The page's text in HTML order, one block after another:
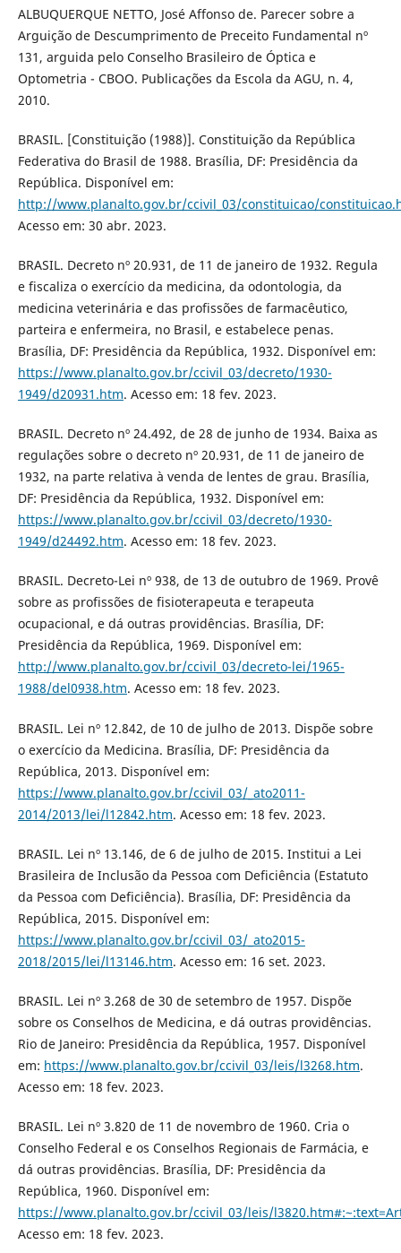
ALBUQUERQUE NETTO, José Affonso de. Parecer sobre a
Arguição de Descumprimento de Preceito Fundamental nº
131, arguida pelo Conselho Brasileiro de Óptica e
Optometria - CBOO. Publicações da Escola da AGU, n. 4,
2010.
BRASIL. [Constituição (1988)]. Constituição da República
Federativa do Brasil de 1988. Brasília, DF: Presidência da
República. Disponível em:
http://www.planalto.gov.br/ccivil_03/constituicao/
Acesso em: 30 abr. 2023.
BRASIL. Decreto nº 20.931, de 11 de janeiro de 1932. Regula
e fiscaliza o exercício da medicina, da odontologia, da
medicina veterinária e das profissões de farmacêutico,
parteira e enfermeira, no Brasil, e estabelece penas.
Brasília, DF: Presidência da República, 1932. Disponível em:
https://www.planalto.gov.br/ccivil_03/decreto/1930-
1949/d20931.htm. Acesso em: 18 fev. 2023.
BRASIL. Decreto nº 24.492, de 28 de junho de 1934. Baixa as
regulações sobre o decreto nº 20.931, de 11 de janeiro de
1932, na parte relativa à venda de lentes de grau. Brasília,
DF: Presidência da República, 1932. Disponível em:
https://www.planalto.gov.br/ccivil_03/decreto/1930-
1949/d24492.htm. Acesso em: 18 fev. 2023.
BRASIL. Decreto-Lei nº 938, de 13 de outubro de 1969. Provê
sobre as profissões de fisioterapeuta e terapeuta
ocupacional, e dá outras providências. Brasília, DF:
Presidência da República, 1969. Disponível em:
http://www.planalto.gov.br/ccivil_03/decreto-lei/1965-
1988/del0938.htm. Acesso em: 18 fev. 2023.
BRASIL. Lei nº 12.842, de 10 de julho de 2013. Dispõe sobre
o exercício da Medicina. Brasília, DF: Presidência da
República, 2013. Disponível em:
https://www.planalto.gov.br/ccivil_03/_ato2011-
2014/2013/lei/l12842.htm. Acesso em: 18 fev. 2023.
BRASIL. Lei nº 13.146, de 6 de julho de 2015. Institui a Lei
Brasileira de Inclusão da Pessoa com Deficiência (Estatuto
da Pessoa com Deficiência). Brasília, DF: Presidência da
República, 2015. Disponível em:
https://www.planalto.gov.br/ccivil_03/_ato2015-
2018/2015/lei/l13146.htm. Acesso em: 16 set. 2023.
BRASIL. Lei nº 3.268 de 30 de setembro de 1957. Dispõe
sobre os Conselhos de Medicina, e dá outras providências.
Rio de Janeiro: Presidência da República, 1957. Disponível
em: https://www.planalto.gov.br/ccivil_03/leis/l3268.htm.
Acesso em: 18 fev. 2023.
BRASIL. Lei nº 3.820 de 11 de novembro de 1960. Cria o
Conselho Federal e os Conselhos Regionais de Farmácia, e
dá outras providências. Brasília, DF: Presidência da
República, 1960. Disponível em:
https://www.planalto.gov.br/ccivil_03/leis/
Acesso em: 18 fev. 2023.